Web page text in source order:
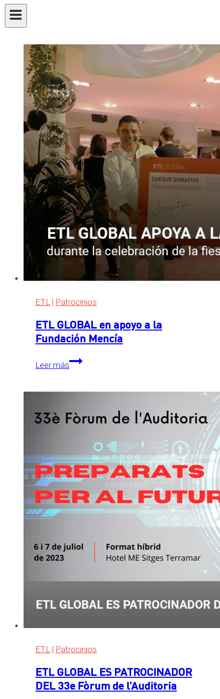
ETL | Patrocinios
ETL GLOBAL en apoyo a la
Fundación Mencía
Leer más
ETL
GLOBAL
la
Mencía
ETL | Patrocinios
ETL GLOBAL ES PATROCINADOR
DEL 33e Fòrum de l’Auditoria